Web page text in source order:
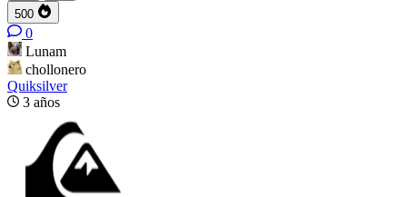
500
0
Lunam
chollonero
Quiksilver
3 años